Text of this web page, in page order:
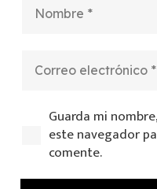
Guarda mi
este navegador
comente.